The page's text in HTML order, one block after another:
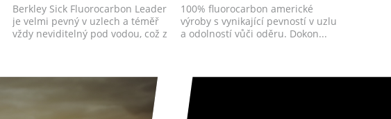
Berkley Sick Fluorocarbon Leader
je velmi pevný v uzlech a téměř
vždy neviditelný pod vodou, což z
100% fluorocarbon americké
výroby s vynikající pevností v uzlu
a odolností vůči oděru. Dokon...